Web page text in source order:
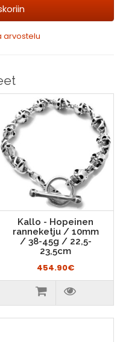
arvostelu
Kallo - Hopeinen
ranneketju / 10mm
/ 38-45g / 22,5-
23,5cm
454.90€